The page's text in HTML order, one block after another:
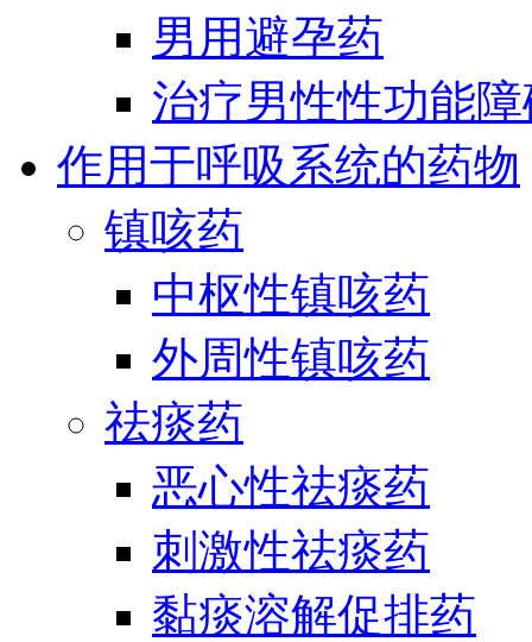
男用避孕药
治疗男性性功能
作用于呼吸系统的药物
镇咳药
中枢性镇咳药
外周性镇咳药
祛痰药
恶心性祛痰药
刺激性祛痰药
黏痰溶解促排药